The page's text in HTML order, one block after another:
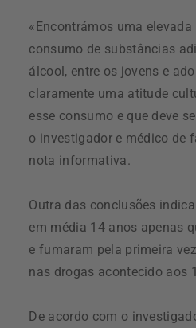
«Encontrámos uma
consumo de substâncias
álcool, entre os jovens e
claramente uma atitude
esse consumo e que deve
o investigador e médico de
nota informativa.
Outra das conclusões
em média 14 anos apenas
e fumaram pela primeira
nas drogas acontecido aos
De acordo com o